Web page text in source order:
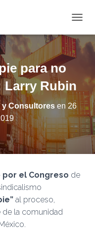
A
D
O
D
E
A
E
para no
Larry Rubin
y Consultoresen 26
por el Congreso de
al proceso,
de la comunidad